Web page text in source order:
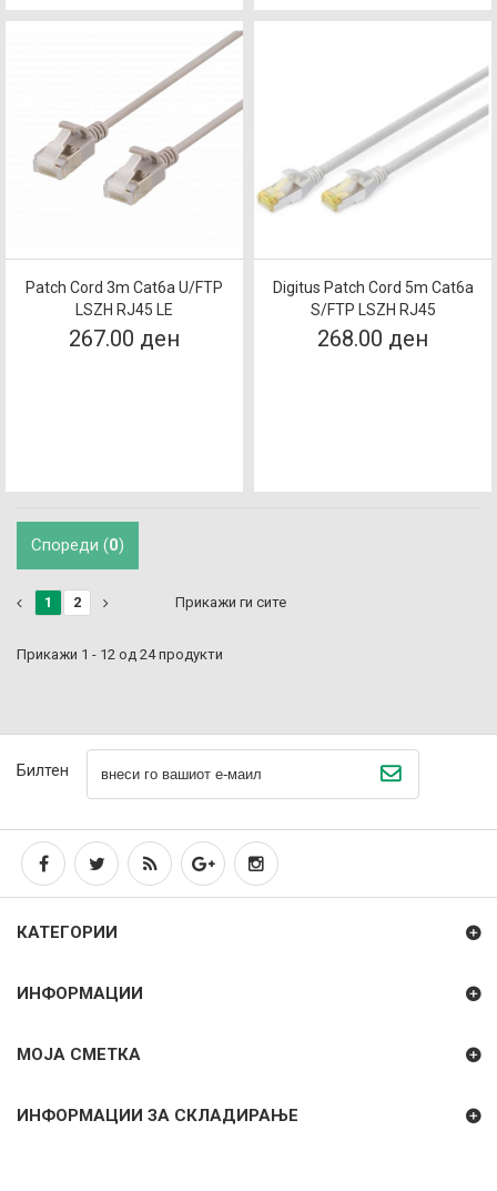
Patch Cord 3m Cat6a U/FTP
LSZH RJ45 LE
267.00 ден
Digitus Patch Cord 5m Cat6a
S/FTP LSZH RJ45
268.00 ден
Спореди (0)
Прикажи ги сите
1 2
Прикажи 1 - 12 од 24 продукти
Билтен
КАТЕГОРИИ
ИНФОРМАЦИИ
МОЈА СМЕТКА
ИНФОРМАЦИИ ЗА СКЛАДИРАЊЕ